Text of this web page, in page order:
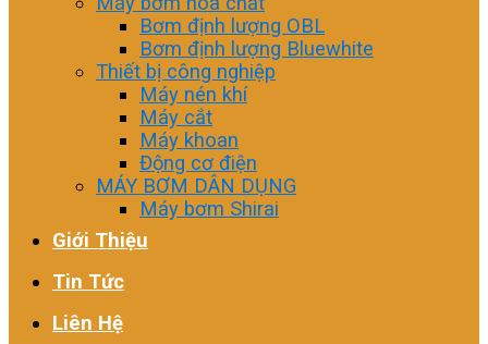
Bơm định lượng OBL
Bơm định lượng Bluewhite
Thiết bị công nghiệp
Máy nén khí
Máy cắt
Máy khoan
Động cơ điện
MÁY BƠM DÂN DỤNG
Máy bơm Shirai
Giới Thiệu
Tin Tức
Liên Hệ